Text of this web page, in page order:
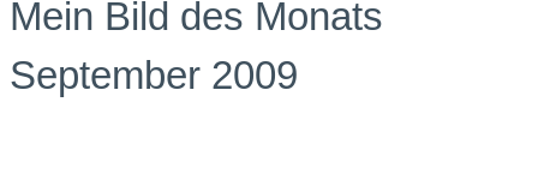
Mein Bild des Monats
September 2009